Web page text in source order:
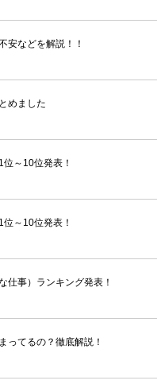
安などを解説！！
めました
～10位発表！
～10位発表！
仕事）ランキング発表！
ってるの？徹底解説！